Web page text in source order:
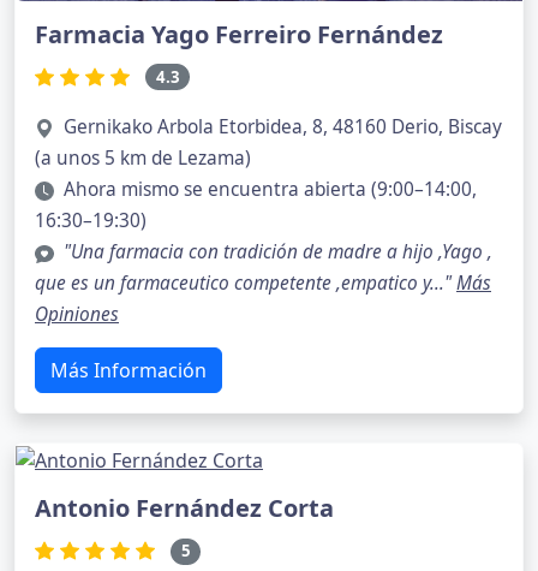
Farmacia Yago Ferreiro Fernández
4.3
Gernikako Arbola Etorbidea, 8, 48160 Derio, Biscay
(a unos 5 km de Lezama)
Ahora mismo se encuentra abierta (9:00–14:00,
16:30–19:30)
"Una farmacia con tradición de madre a hijo ,Yago ,
que es un farmaceutico competente ,empatico y..."Más
Opiniones
Más Información
Antonio Fernández Corta
5